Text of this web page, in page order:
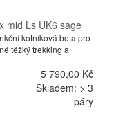
mid Ls UK6 sage
kotníková bota pro
těžký trekking a
5 790,00 Kč
Skladem: > 3
páry